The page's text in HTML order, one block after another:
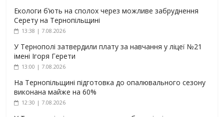
Екологи б’ють на сполох через можливе забруднення
Серету на Тернопільщині
13:38 | 7.08.2026
У Тернополі затвердили плату за навчання у ліцеї №21
імені Ігоря Герети
13:00 | 7.08.2026
На Тернопільщині підготовка до опалювального сезону
виконана майже на 60%
12:30 | 7.08.2026